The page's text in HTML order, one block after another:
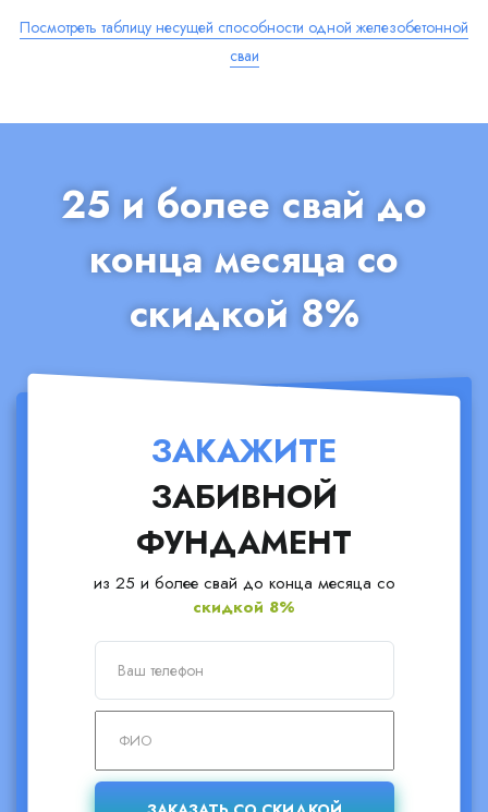
Посмотреть таблицу несущей способности одной железобетонной
сваи
25 и более свай до
конца месяца со
скидкой 8%
ЗАКАЖИТЕ
ЗАБИВНОЙ
ФУНДАМЕНТ
из 25 и более свай до конца месяца со
скидкой 8%